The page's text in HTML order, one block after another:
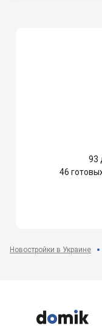
93
46
Новостройки в Украине


